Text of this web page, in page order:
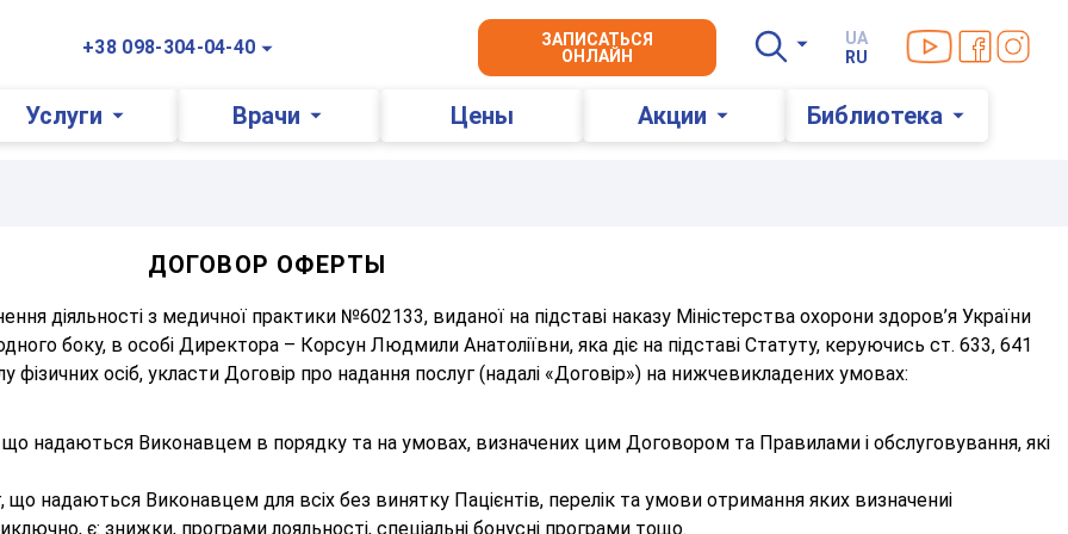
+38 098-304-04-40
ЗАПИСАТЬСЯ
ОНЛАЙН
UA
RU
Мы в YouTube
Мы вМы в
Услуги Врачи Цены Акции Библиотека
ДОГОВОР ОФЕРТЫ
діяльності з медичної практики №602133, виданої на підставі наказу Міністерства охорони здоров’я України
боку, в особі Директора – Корсун Людмили Анатоліївни, яка діє на підставі Статуту, керуючись ст. 633, 641
осіб, укласти Договір про надання послуг (надалі «Договір») на нижчевикладених умовах:
що надаються Виконавцем в порядку та на умовах, визначених цим Договором та Правилами і обслуговування, які
що надаються Виконавцем для всіх без винятку Пацієнтів, перелік та умови отримання яких визначениі
є: знижки, програми лояльності, спеціальні бонусні програми тощо.